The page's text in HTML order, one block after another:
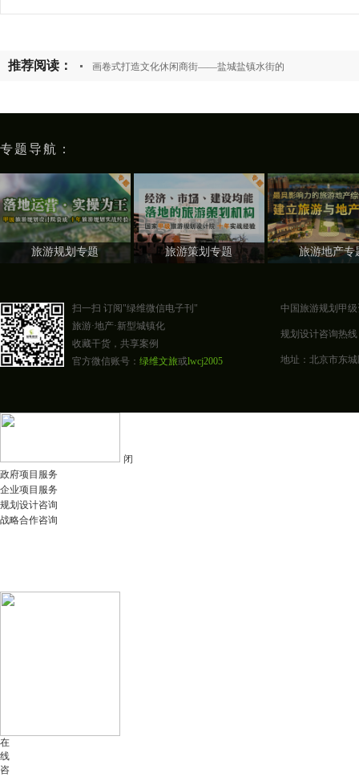
推荐阅读： 画卷式打造文化休闲商街——盐城盐镇水街的
专题导航：
旅游规划专题 旅游策划专题 旅游地产专
扫一扫 订阅"绿维微信电子刊"
旅游·地产·新型城镇化
收藏干货，共享案例
官方微信账号： 绿维文旅或lwcj2005
中国旅游规划甲
规划设计咨询热线
地址：北京市东城
闭
政府项目服务
企业项目服务
规划设计咨询
战略合作咨询
在
线
咨